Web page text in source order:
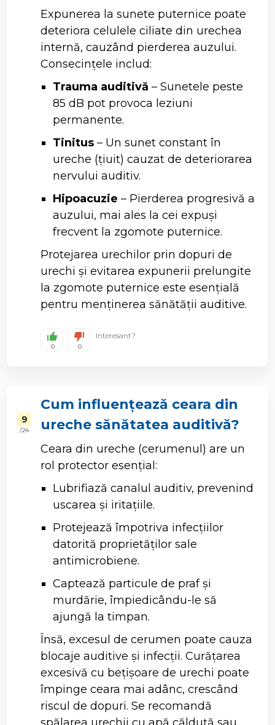
Expunerea la sunete puternice poate
deteriora celulele ciliate din urechea
internă, cauzând pierderea auzului.
Consecințele includ:
Trauma auditivă – Sunetele peste
85 dB pot provoca leziuni
permanente.
Tinitus – Un sunet constant în
ureche (țiuit) cauzat de deteriorarea
nervului auditiv.
Hipoacuzie – Pierderea progresivă a
auzului, mai ales la cei expuși
frecvent la zgomote puternice.
Protejarea urechilor prin dopuri de
urechi și evitarea expunerii prelungite
la zgomote puternice este esențială
pentru menținerea sănătății auditive.
0 0
Interesant?
9
/ 24
Cum influențează ceara din
ureche sănătatea auditivă?
Ceara din ureche (cerumenul) are un
rol protector esențial:
Lubrifiază canalul auditiv, prevenind
uscarea și iritațiile.
Protejează împotriva infecțiilor
datorită proprietăților sale
antimicrobiene.
Captează particule de praf și
murdărie, împiedicându-le să
ajungă la timpan.
Însă, excesul de cerumen poate cauza
blocaje auditive și infecții. Curățarea
excesivă cu bețișoare de urechi poate
împinge ceara mai adânc, crescând
riscul de dopuri. Se recomandă